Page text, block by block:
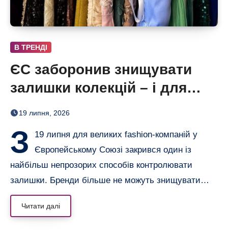
В ТРЕНДІ
ЄС заборонив знищувати
залишки колекцій – і для
люксових брендів це велика
19 липня, 2026
З
19 липня для великих fashion-компаній у
Європейському Союзі закрився один із
найбільш непрозорих способів контролювати
залишки. Бренди більше не можуть знищувати…
Читати далі